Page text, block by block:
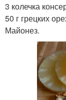
3 колечка
50 г грецких
Майонез.